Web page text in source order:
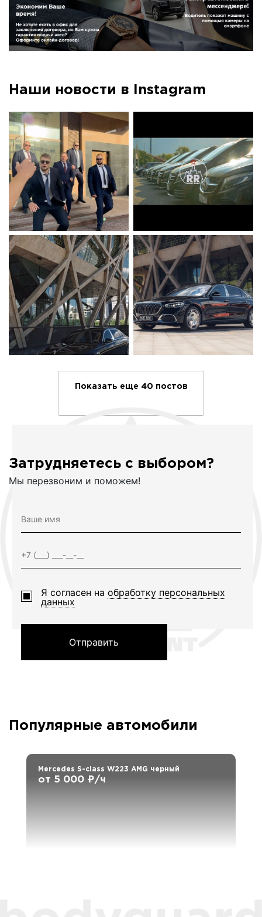
Наши новости в Instagram
Показать еще 40 постов
Затрудняетесь с выбором?
Мы перезвоним и поможем!
Я согласен на обработку персональных
данных
Отправить
Популярные автомобили
Mercedes S-class W223 AMG черный
от 5 000 ₽/ч